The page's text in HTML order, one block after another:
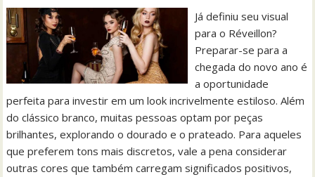
Já definiu seu visual
para o Réveillon?
Preparar-se para a
chegada do novo ano é
a oportunidade
perfeita para investir em um look incrivelmente estiloso. Além
do clássico branco, muitas pessoas optam por peças
brilhantes, explorando o dourado e o prateado. Para aqueles
que preferem tons mais discretos, vale a pena considerar
outras cores que também carregam significados positivos,